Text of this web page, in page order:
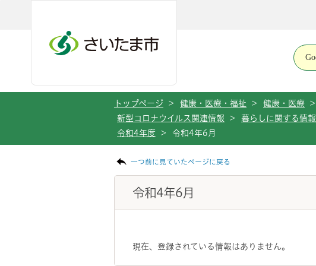
トップページ > 健康・医療・福祉 > 健康・医療 >
新型コロナウイルス関連情報
> 暮らしに関する情報
令和4年度
> 令和4年6月
一つ前に見ていたページに戻る
令和4年6月
現在、登録されている情報はありません。